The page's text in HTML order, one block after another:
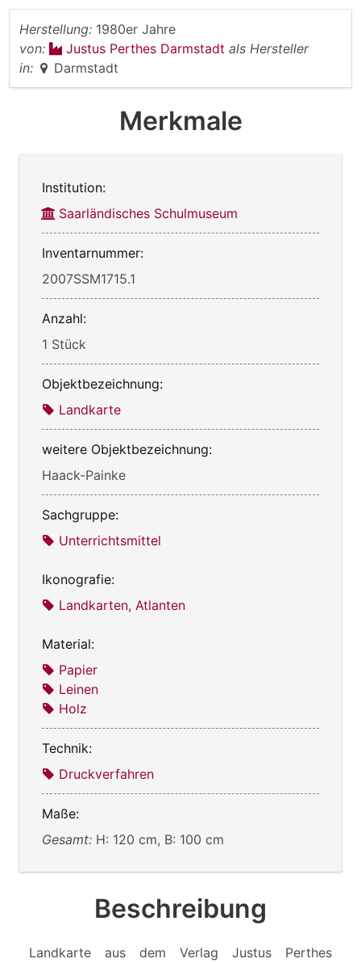
Herstellung: 1980er Jahre
von:
Justus Perthes Darmstadt als Hersteller
in:
Darmstadt
Merkmale
Institution:
Saarländisches Schulmuseum
Inventarnummer:
2007SSM1715.1
Anzahl:
1 Stück
Objektbezeichnung:
Landkarte
weitere Objektbezeichnung:
Haack-Painke
Sachgruppe:
Unterrichtsmittel
Ikonografie:
Landkarten, Atlanten
Material:
Papier
Leinen
Holz
Technik:
Druckverfahren
Maße:
Gesamt: H: 120 cm, B: 100 cm
Beschreibung
Landkarte aus dem Verlag Justus Perthes